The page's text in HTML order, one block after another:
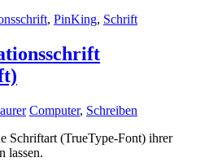
, PinKing, Schrift
Computer, Schreiben
Schriftart (TrueType-Font) ihrer
lassen.